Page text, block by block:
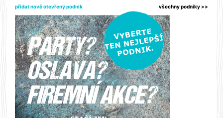
přidat nově otevřený podnik všechny podniky >>